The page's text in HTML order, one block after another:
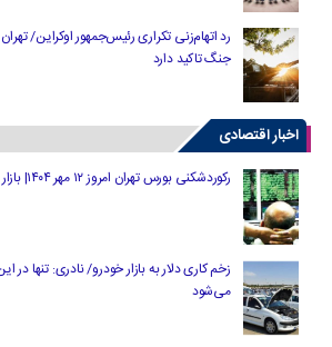
رد اتهام‌زنی تکراری رئیس‌جمهور اوکراین/
جنگ تاکید دارد
اخبار اقتصادی
رکوردشکنی بورس تهران امروز ۱۲ مهر ۱۴۰۴| بازار سهام رونق گرفت
زخم کاری دلار به بازار خودرو/ نادری: تنها
می‌شود